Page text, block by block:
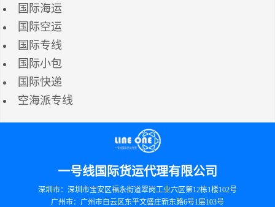
国际海运
国际空运
国际专线
国际小包
国际快递
空海派专线
一号线国际货运代理有限公司
深圳市：深圳市宝安区福永街道翠岗工业六区第12栋1楼102号
广州市：广州市白云区东平文盛庄新东路6号1层103号